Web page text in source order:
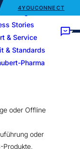
4YOUCONNECT
Spritzen
Lösungen
Stories
& Service
& Standards
Pharma
oder Offline
oder
Produkte,